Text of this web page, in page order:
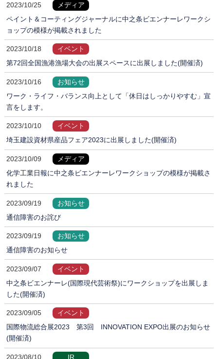
2023/10/25
メディア
ペイント＆コーティングジャーナルに中之条ビエンナーレワークシ
ョップの模様が掲載されました
2023/10/18
イベント
第72回全国漁港漁場大会の出展スペースに出展しました(開催済)
2023/10/16
お知らせ
ワーク・ライフ・バランス向上として「休日はしっかりやすむ」宣
言をします。
2023/10/10
イベント
埼玉建設資材県産品フェア2023に出展しました(開催済)
2023/10/09
メディア
化学工業日報に中之条ビエンナーレワークショップの模様が掲載さ
れました
2023/09/19
お知らせ
通信障害のお詫び
2023/09/19
お知らせ
通信障害のお知らせ
2023/09/07
イベント
中之条ビエンナーレ(国際現代芸術祭)にワークショップを出展しま
した(開催済)
2023/09/05
イベント
国際物流総合展2023 第3回 INNOVATION EXPO出展のお知らせ
(開催済)
2023/08/10
IR